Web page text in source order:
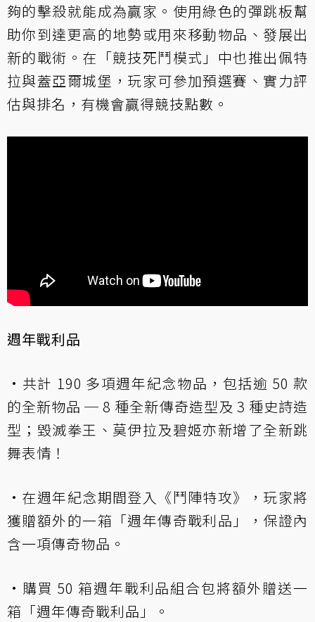
夠的擊殺就能成為贏家。使用綠色的彈跳板幫
助你到達更高的地勢或用來移動物品、發展出
新的戰術。在「競技死鬥模式」中也推出佩特
拉與蓋亞爾城堡，玩家可參加預選賽、實力評
估與排名，有機會贏得競技點數。
週年戰利品
•共計 190 多項週年紀念物品，包括逾 50 款
的全新物品 ─ 8 種全新傳奇造型及 3 種史詩造
型；毀滅拳王、莫伊拉及碧姬亦新增了全新跳
舞表情！
•在週年紀念期間登入《鬥陣特攻》，玩家將
獲贈額外的一箱「週年傳奇戰利品」，保證內
含一項傳奇物品。
•購買 50 箱週年戰利品組合包將額外贈送一
箱「週年傳奇戰利品」。